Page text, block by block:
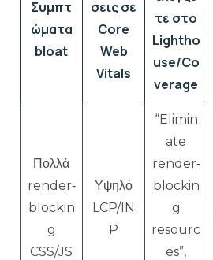
Συμπτ
ώματα
bloat
σεις σε
Core
Web
Vitals
τε στο
Lightho
use/Co
verage
Πολλά
render‑
blockin
g
CSS/JS
Υψηλό
LCP/IN
P
“Elimin
ate
render‑
blockin
g
resourc
es”,